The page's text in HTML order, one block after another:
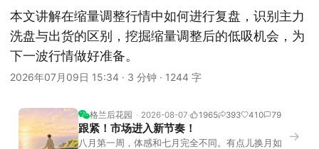
本文讲解在缩量调整行情中如何进行复盘，识别主力
洗盘与出货的区别，挖掘缩量调整后的低吸机会，为
下一波行情做好准备。
2026年07月09日 15:34 · 3 分钟 · 1244 字
格兰后花园 2026-08-07 1965 393 410 79
跟紧！市场进入新节奏！
八月第一周，体感和七月完全不同。有点儿换月如
→